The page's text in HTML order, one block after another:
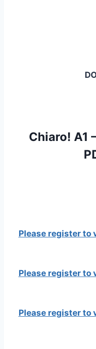
Chiaro! A1
Please register to
Please register to
Please register to